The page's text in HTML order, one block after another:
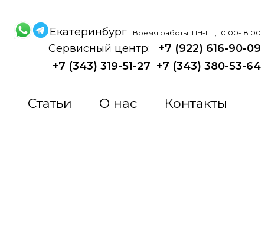
Екатеринбург Время работы: ПН-ПТ, 10:00-18:00
Сервисный центр:
+7 (922) 616-90-09
+7 (343) 319-51-27 +7 (343) 380-53-64
Статьи О нас Контакты